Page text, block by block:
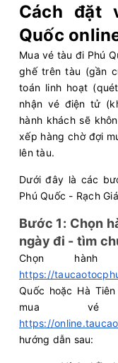
Cách đặt
Quốc
Mua vé tàu đi Phú
ghế trên tàu (gần
toán linh hoạt
nhận vé điện tử
hành khách sẽ
xếp hàng chờ đợi
lên tàu.
Dưới đây là các
Phú Quốc - Rạch
Bước 1: Chọn
ngày đi - tìm
Chọn
https://
Quốc hoặc Hà
mua
https://
hướng dẫn sau: